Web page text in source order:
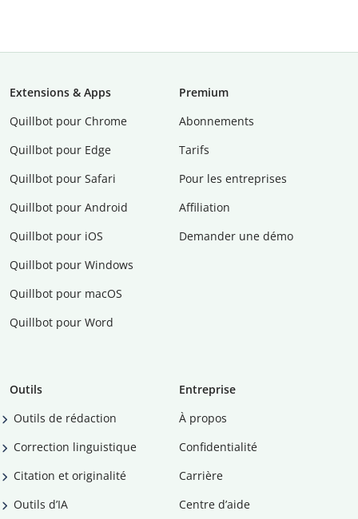
Extensions & Apps
Quillbot pour Chrome
Quillbot pour Edge
Quillbot pour Safari
Quillbot pour Android
Quillbot pour iOS
Quillbot pour Windows
Quillbot pour macOS
Quillbot pour Word
Premium
Abonnements
Tarifs
Pour les entreprises
Affiliation
Demander une démo
Outils
Outils de rédaction
Correction linguistique
Citation et originalité
Outils d’IA
Entreprise
À propos
Confidentialité
Carrière
Centre d’aide